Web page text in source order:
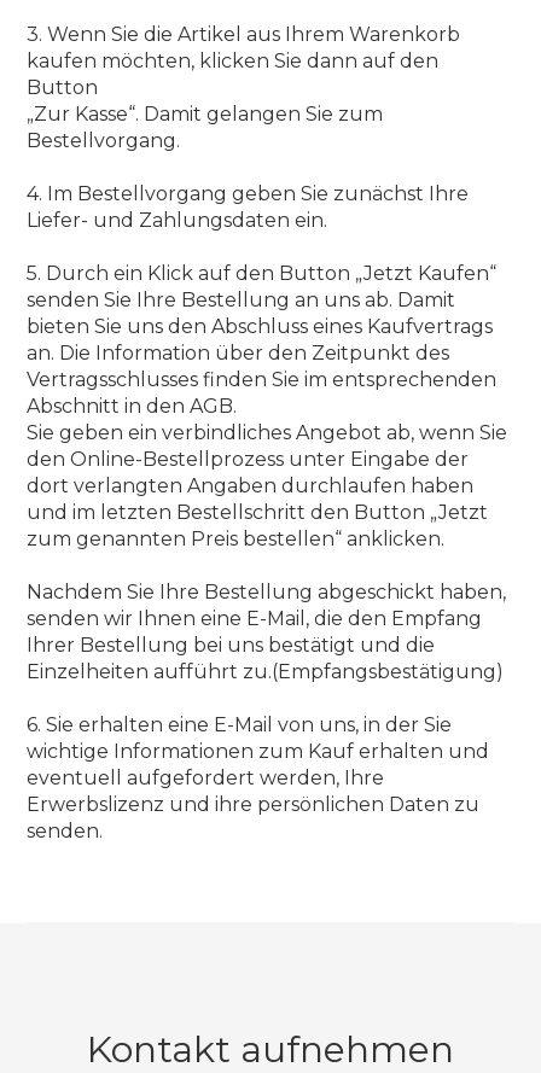
3. Wenn Sie die Artikel aus Ihrem Warenkorb
kaufen möchten, klicken Sie dann auf den
Button
„Zur Kasse“. Damit gelangen Sie zum
Bestellvorgang.
4. Im Bestellvorgang geben Sie zunächst Ihre
Liefer- und Zahlungsdaten ein.
5. Durch ein Klick auf den Button „Jetzt Kaufen“
senden Sie Ihre Bestellung an uns ab. Damit
bieten Sie uns den Abschluss eines Kaufvertrags
an. Die Information über den Zeitpunkt des
Vertragsschlusses finden Sie im entsprechenden
Abschnitt in den AGB.
Sie geben ein verbindliches Angebot ab, wenn Sie
den Online-Bestellprozess unter Eingabe der
dort verlangten Angaben durchlaufen haben
und im letzten Bestellschritt den Button „Jetzt
zum genannten Preis bestellen“ anklicken.
Nachdem Sie Ihre Bestellung abgeschickt haben,
senden wir Ihnen eine E-Mail, die den Empfang
Ihrer Bestellung bei uns bestätigt und die
Einzelheiten aufführt zu.(Empfangsbestätigung)
6. Sie erhalten eine E-Mail von uns, in der Sie
wichtige Informationen zum Kauf erhalten und
eventuell aufgefordert werden, Ihre
Erwerbslizenz und ihre persönlichen Daten zu
senden.
Kontakt aufnehmen